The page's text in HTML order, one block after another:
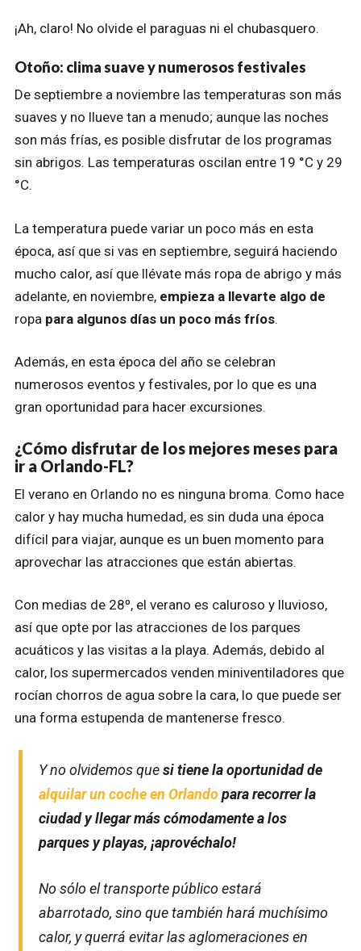
¡Ah, claro! No olvide el paraguas ni el chubasquero.
Otoño: clima suave y numerosos festivales
De septiembre a noviembre las temperaturas son más
suaves y no llueve tan a menudo; aunque las noches
son más frías, es posible disfrutar de los programas
sin abrigos. Las temperaturas oscilan entre 19 °C y 29
°C.
La temperatura puede variar un poco más en esta
época, así que si vas en septiembre, seguirá haciendo
mucho calor, así que llévate más ropa de abrigo y más
adelante, en noviembre, empieza a llevarte algo de
ropa para algunos días un poco más fríos.
Además, en esta época del año se celebran
numerosos eventos y festivales, por lo que es una
gran oportunidad para hacer excursiones.
¿Cómo disfrutar de los mejores meses para
ir a Orlando-FL?
El verano en Orlando no es ninguna broma. Como hace
calor y hay mucha humedad, es sin duda una época
difícil para viajar, aunque es un buen momento para
aprovechar las atracciones que están abiertas.
Con medias de 28º, el verano es caluroso y lluvioso,
así que opte por las atracciones de los parques
acuáticos y las visitas a la playa. Además, debido al
calor, los supermercados venden miniventiladores que
rocían chorros de agua sobre la cara, lo que puede ser
una forma estupenda de mantenerse fresco.
Y no olvidemos quesi tiene la oportunidad de
alquilar un coche en Orlandopara recorrer la
ciudad y llegar más cómodamente a los
parques y playas, ¡aprovéchalo!
No sólo el transporte público estará
abarrotado, sino que también hará muchísimo
calor, y querrá evitar las aglomeraciones en